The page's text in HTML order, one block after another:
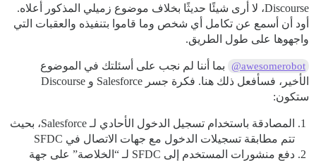
Discourse، لا أرى شيئًا حديثًا بخلاف موضوع زميلي المذكور أعلاه.
أود أن أسمع عن تكامل أي شخص وما قاموا بتنفيذه والعقبات التي
واجهوها على طول الطريق.
@awesomerobot
بما أننا لم نجب على أسئلتك في الموضوع
الأخير، فسأفعل ذلك هنا. فكرة جسر Salesforce و Discourse
ستكون:
المصادقة باستخدام تسجيل الدخول الأحادي لـ Salesforce، بحيث
تتم مطابقة تسجيلات الدخول مع جهات الاتصال في SFDC
دفع منشورات المستخدم إلى SFDC لـ “الخلاصة” على جهة